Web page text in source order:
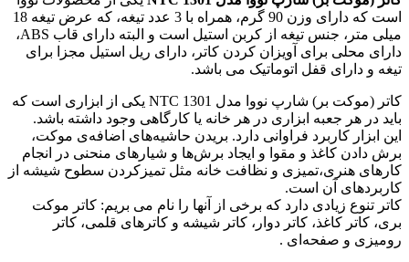
است که دارای وزن 90 گرم، همراه با 3 عدد تیغه، که عرض تیغه 18
میلی متر، جنس تیغه از کربن استیل است و البته دارای قاب ABS،
دارای محلی برای آویزان کردن کاتر، دارای ریل استیل مجزا برای
تیغه و دارای قفل اتوماتیک می باشد.
کاتر (موکت بر) شارپ نووا مدل NTC 1301 یکی از ابزاری است که
باید در هر جعبه ابزاری در هر خانه یا کارگاهی وجود داشته باشد.
این ابزار کاربرد فراوانی دارد. بریدن حاشیه‌های اضافه‌ی موکت،
برش دادن کاغذ و مقوا و ایجاد برش‌ها و شیارهای منحنی در انجام
کارهای هنری،تمیزی و نظافت خانه مثل تمیزکردن سطوح شیشه از
کاربردهای آن است.
کاتر تنوع زیادی دارد که برخی از آنها را نام می بریم: کاتر موکت
بری، کاتر کاغذ، کاتر دوار، کاتر شیشه و کاترهای قلمی، کاتر
رومیزی و صفحه‌ای .